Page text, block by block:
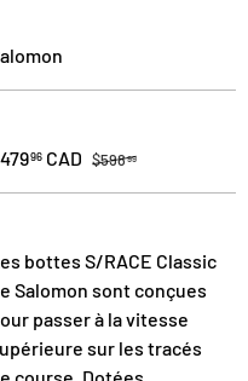
soldé
96 CAD Prix habituel
$59899
bottes S/RACE Classic
Salomon sont conçues
passer à la vitesse
sur les tracés